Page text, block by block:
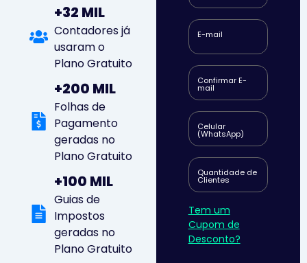
+32 MIL
Contadores já
usaram o
Plano Gratuito
+200 MIL
Folhas de
Pagamento
geradas no
Plano Gratuito
+100 MIL
Guias de
Impostos
geradas no
Plano Gratuito
E-mail
Confirmar E-
mail
Celular
(WhatsApp)
Quantidade de
Clientes
Tem um
Cupom de
Desconto?